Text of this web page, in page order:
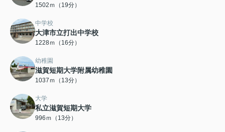
1502ｍ（19分）
中学校
大津市立打出中学校
1228ｍ（16分）
幼稚園
滋賀短期大学附属幼稚園
1037ｍ（13分）
大学
私立滋賀短期大学
996ｍ（13分）